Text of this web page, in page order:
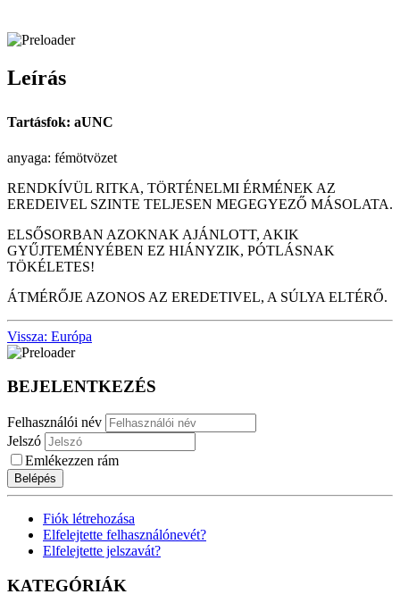
Leírás
Tartásfok: aUNC
anyaga: fémötvözet
RENDKÍVÜL RITKA, TÖRTÉNELMI ÉRMÉNEK AZ
EREDEIVEL SZINTE TELJESEN MEGEGYEZŐ MÁSOLATA.
ELSŐSORBAN AZOKNAK AJÁNLOTT, AKIK
GYŰJTEMÉNYÉBEN EZ HIÁNYZIK, PÓTLÁSNAK
TÖKÉLETES!
ÁTMÉRŐJE AZONOS AZ EREDETIVEL, A SÚLYA ELTÉRŐ.
Vissza: Európa
BEJELENTKEZÉS
Felhasználói név
Jelszó
Emlékezzen rám
Belépés
Fiók létrehozása
Elfelejtette felhasználónevét?
Elfelejtette jelszavát?
KATEGÓRIÁK